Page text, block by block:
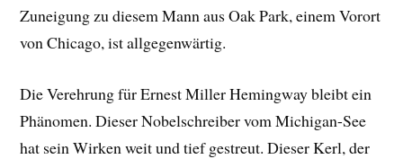
Zuneigung zu diesem Mann aus Oak Park, einem Vorort
von Chicago, ist allgegenwärtig.
Die Verehrung für Ernest Miller Hemingway bleibt ein
Phänomen. Dieser Nobelschreiber vom Michigan-See
hat sein Wirken weit und tief gestreut. Dieser Kerl, der